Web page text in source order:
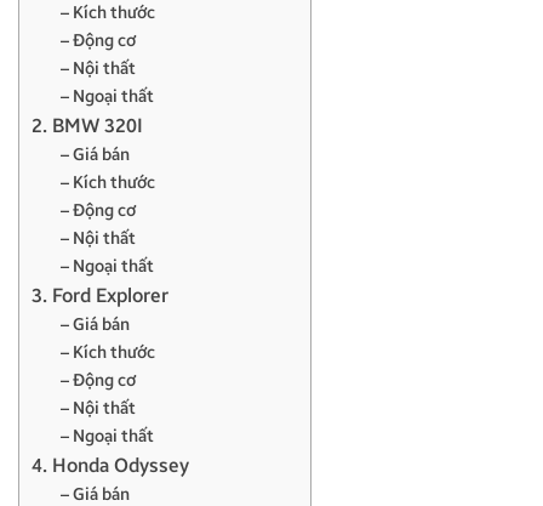
– Kích thước
– Động cơ
– Nội thất
– Ngoại thất
2. BMW 320I
– Giá bán
– Kích thước
– Động cơ
– Nội thất
– Ngoại thất
3. Ford Explorer
– Giá bán
– Kích thước
– Động cơ
– Nội thất
– Ngoại thất
4. Honda Odyssey
– Giá bán